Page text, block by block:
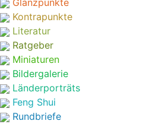
Glanzpunkte
Kontrapunkte
Literatur
Ratgeber
Miniaturen
Bildergalerie
Länderporträts
Feng Shui
Rundbriefe